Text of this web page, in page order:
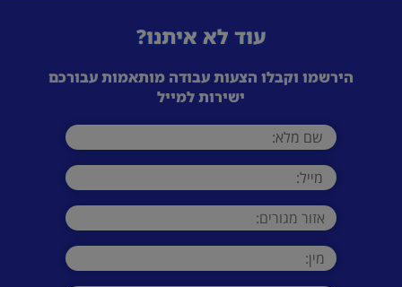
עוד לא איתנו?
הירשמו וקבלו הצעות עבודה מותאמות עבורכם
ישירות למייל